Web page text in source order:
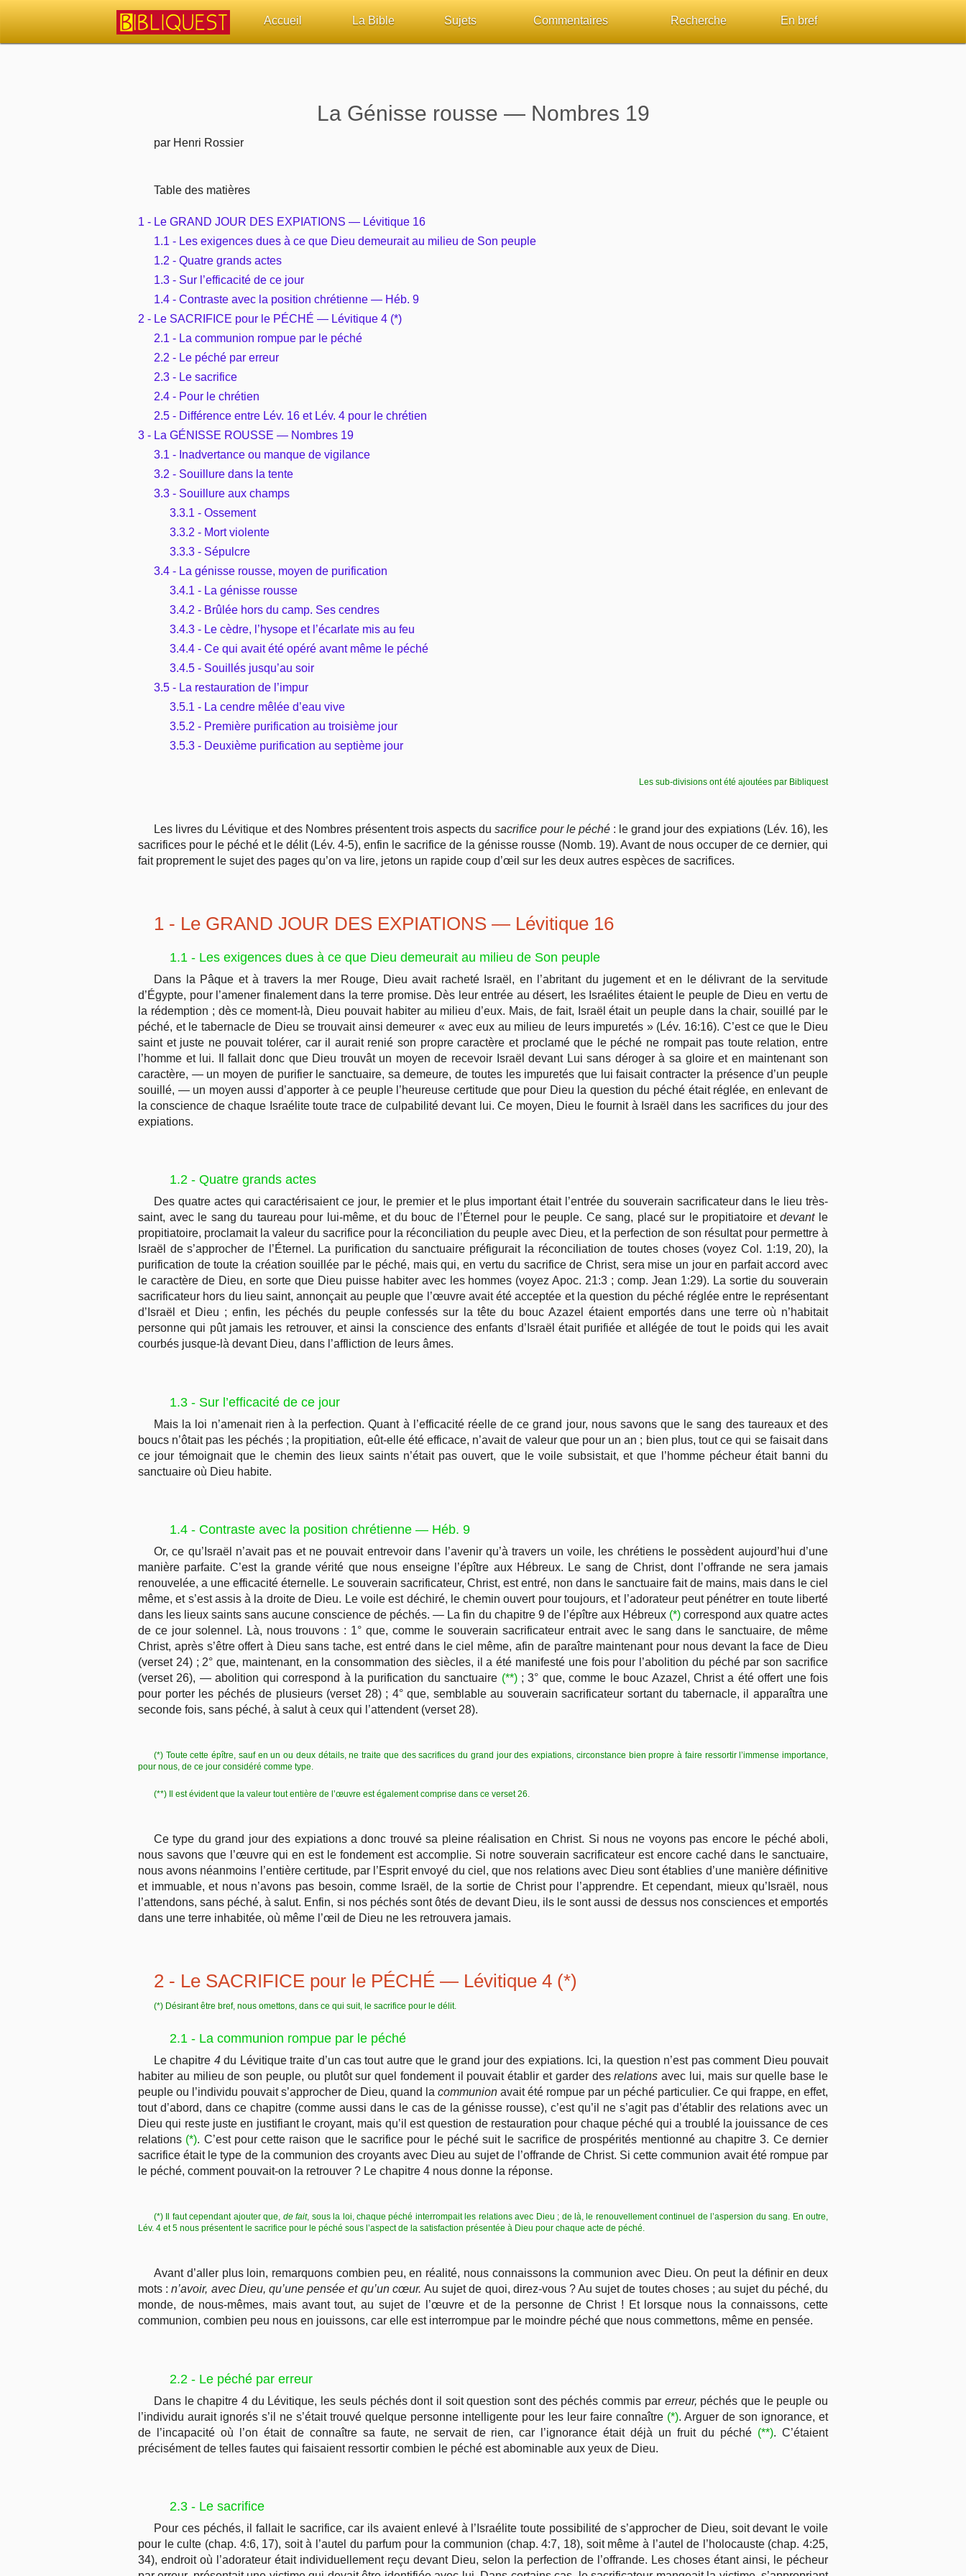
Accueil
Outils
Paramètres
La Bible
Versets Classés
Sujets
L'Église, l'Assemblée
Commentaires
Pour débuter
Recherche En bref
La Génisse rousse — Nombres 19
par Henri Rossier
Table des matières
1 - Le GRAND JOUR DES EXPIATIONS — Lévitique 16
1.1 - Les exigences dues à ce que Dieu demeurait au milieu de Son peuple
1.2 - Quatre grands actes
1.3 - Sur l’efficacité de ce jour
1.4 - Contraste avec la position chrétienne — Héb. 9
2 - Le SACRIFICE pour le PÉCHÉ — Lévitique 4 (*)
2.1 - La communion rompue par le péché
2.2 - Le péché par erreur
2.3 - Le sacrifice
2.4 - Pour le chrétien
2.5 - Différence entre Lév. 16 et Lév. 4 pour le chrétien
3 - La GÉNISSE ROUSSE — Nombres 19
3.1 - Inadvertance ou manque de vigilance
3.2 - Souillure dans la tente
3.3 - Souillure aux champs
3.3.1 - Ossement
3.3.2 - Mort violente
3.3.3 - Sépulcre
3.4 - La génisse rousse, moyen de purification
3.4.1 - La génisse rousse
3.4.2 - Brûlée hors du camp. Ses cendres
3.4.3 - Le cèdre, l’hysope et l’écarlate mis au feu
3.4.4 - Ce qui avait été opéré avant même le péché
3.4.5 - Souillés jusqu’au soir
3.5 - La restauration de l’impur
3.5.1 - La cendre mêlée d’eau vive
3.5.2 - Première purification au troisième jour
3.5.3 - Deuxième purification au septième jour
Les sub-divisions ont été ajoutées par Bibliquest
Les livres du Lévitique et des Nombres présentent trois aspects dusacrifice pour le péché: le grand jour des expiations (Lév. 16), les
sacrifices pour le péché et le délit (Lév. 4-5), enfin le sacrifice de la génisse rousse (Nomb. 19). Avant de nous occuper de ce dernier, qui
fait proprement le sujet des pages qu’on va lire, jetons un rapide coup d’œil sur les deux autres espèces de sacrifices.
1 - Le GRAND JOUR DES EXPIATIONS — Lévitique 16
1.1 - Les exigences dues à ce que Dieu demeurait au milieu de Son peuple
Dans la Pâque et à travers la mer Rouge, Dieu avait racheté Israël, en l’abritant du jugement et en le délivrant de la servitude
d’Égypte, pour l’amener finalement dans la terre promise. Dès leur entrée au désert, les Israélites étaient le peuple de Dieu en vertu de
la rédemption ; dès ce moment-là, Dieu pouvait habiter au milieu d’eux. Mais, de fait, Israël était un peuple dans la chair, souillé par le
péché, et le tabernacle de Dieu se trouvait ainsi demeurer « avec eux au milieu de leurs impuretés » (Lév. 16:16). C’est ce que le Dieu
saint et juste ne pouvait tolérer, car il aurait renié son propre caractère et proclamé que le péché ne rompait pas toute relation, entre
l’homme et lui. Il fallait donc que Dieu trouvât un moyen de recevoir Israël devant Lui sans déroger à sa gloire et en maintenant son
caractère, — un moyen de purifier le sanctuaire, sa demeure, de toutes les impuretés que lui faisait contracter la présence d’un peuple
souillé, — un moyen aussi d’apporter à ce peuple l’heureuse certitude que pour Dieu la question du péché était réglée, en enlevant de
la conscience de chaque Israélite toute trace de culpabilité devant lui. Ce moyen, Dieu le fournit à Israël dans les sacrifices du jour des
expiations.
1.2 - Quatre grands actes
Des quatre actes qui caractérisaient ce jour, le premier et le plus important était l’entrée du souverain sacrificateur dans le lieu très-
saint, avec le sang du taureau pour lui-même, et du bouc de l’Éternel pour le peuple. Ce sang, placé sur le propitiatoire etdevant le
propitiatoire, proclamait la valeur du sacrifice pour la réconciliation du peuple avec Dieu, et la perfection de son résultat pour permettre à
Israël de s’approcher de l’Éternel. La purification du sanctuaire préfigurait la réconciliation de toutes choses (voyez Col. 1:19, 20), la
purification de toute la création souillée par le péché, mais qui, en vertu du sacrifice de Christ, sera mise un jour en parfait accord avec
le caractère de Dieu, en sorte que Dieu puisse habiter avec les hommes (voyez Apoc. 21:3 ; comp. Jean 1:29). La sortie du souverain
sacrificateur hors du lieu saint, annonçait au peuple que l’œuvre avait été acceptée et la question du péché réglée entre le représentant
d’Israël et Dieu ; enfin, les péchés du peuple confessés sur la tête du bouc Azazel étaient emportés dans une terre où n’habitait
personne qui pût jamais les retrouver, et ainsi la conscience des enfants d’Israël était purifiée et allégée de tout le poids qui les avait
courbés jusque-là devant Dieu, dans l’affliction de leurs âmes.
1.3 - Sur l’efficacité de ce jour
Mais la loi n’amenait rien à la perfection. Quant à l’efficacité réelle de ce grand jour, nous savons que le sang des taureaux et des
boucs n’ôtait pas les péchés ; la propitiation, eût-elle été efficace, n’avait de valeur que pour un an ; bien plus, tout ce qui se faisait dans
ce jour témoignait que le chemin des lieux saints n’était pas ouvert, que le voile subsistait, et que l’homme pécheur était banni du
sanctuaire où Dieu habite.
1.4 - Contraste avec la position chrétienne — Héb. 9
Or, ce qu’Israël n’avait pas et ne pouvait entrevoir dans l’avenir qu’à travers un voile, les chrétiens le possèdent aujourd’hui d’une
manière parfaite. C’est la grande vérité que nous enseigne l’épître aux Hébreux. Le sang de Christ, dont l’offrande ne sera jamais
renouvelée, a une efficacité éternelle. Le souverain sacrificateur, Christ, est entré, non dans le sanctuaire fait de mains, mais dans le ciel
même, et s’est assis à la droite de Dieu. Le voile est déchiré, le chemin ouvert pour toujours, et l’adorateur peut pénétrer en toute liberté
dans les lieux saints sans aucune conscience de péchés. — La fin du chapitre 9 de l’épître aux Hébreux (*)correspond aux quatre actes
de ce jour solennel. Là, nous trouvons : 1° que, comme le souverain sacrificateur entrait avec le sang dans le sanctuaire, de même
Christ, après s’être offert à Dieu sans tache, est entré dans le ciel même, afin de paraître maintenant pour nous devant la face de Dieu
(verset 24) ; 2° que, maintenant, en la consommation des siècles, il a été manifesté une fois pour l’abolition du péché par son sacrifice
(verset 26), — abolition qui correspond à la purification du sanctuaire (**); 3° que, comme le bouc Azazel, Christ a été offert une fois
pour porter les péchés de plusieurs (verset 28) ; 4° que, semblable au souverain sacrificateur sortant du tabernacle, il apparaîtra une
seconde fois, sans péché, à salut à ceux qui l’attendent (verset 28).
(*) Toute cette épître, sauf en un ou deux détails, ne traite que des sacrifices du grand jour des expiations, circonstance bien propre à faire ressortir l’immense importance,
pour nous, de ce jour considéré comme type.
(**) Il est évident que la valeur tout entière de l’œuvre est également comprise dans ce verset 26.
Ce type du grand jour des expiations a donc trouvé sa pleine réalisation en Christ. Si nous ne voyons pas encore le péché aboli,
nous savons que l’œuvre qui en est le fondement est accomplie. Si notre souverain sacrificateur est encore caché dans le sanctuaire,
nous avons néanmoins l’entière certitude, par l’Esprit envoyé du ciel, que nos relations avec Dieu sont établies d’une manière définitive
et immuable, et nous n’avons pas besoin, comme Israël, de la sortie de Christ pour l’apprendre. Et cependant, mieux qu’Israël, nous
l’attendons, sans péché, à salut. Enfin, si nos péchés sont ôtés de devant Dieu, ils le sont aussi de dessus nos consciences et emportés
dans une terre inhabitée, où même l’œil de Dieu ne les retrouvera jamais.
2 - Le SACRIFICE pour le PÉCHÉ — Lévitique 4 (*)
(*) Désirant être bref, nous omettons, dans ce qui suit, le sacrifice pour le délit.
2.1 - La communion rompue par le péché
Le chapitre 4du Lévitique traite d’un cas tout autre que le grand jour des expiations. Ici, la question n’est pas comment Dieu pouvait
habiter au milieu de son peuple, ou plutôt sur quel fondement il pouvait établir et garder desrelationsavec lui, mais sur quelle base le
peuple ou l’individu pouvait s’approcher de Dieu, quand la communion avait été rompue par un péché particulier. Ce qui frappe, en effet,
tout d’abord, dans ce chapitre (comme aussi dans le cas de la génisse rousse), c’est qu’il ne s’agit pas d’établir des relations avec un
Dieu qui reste juste en justifiant le croyant, mais qu’il est question de restauration pour chaque péché qui a troublé la jouissance de ces
relations (*). C’est pour cette raison que le sacrifice pour le péché suit le sacrifice de prospérités mentionné au chapitre 3. Ce dernier
sacrifice était le type de la communion des croyants avec Dieu au sujet de l’offrande de Christ. Si cette communion avait été rompue par
le péché, comment pouvait-on la retrouver ? Le chapitre 4 nous donne la réponse.
(*) Il faut cependant ajouter que, de fait, sous la loi, chaque péché interrompait les relations avec Dieu ; de là, le renouvellement continuel de l’aspersion du sang. En outre,
Lév. 4 et 5 nous présentent le sacrifice pour le péché sous l’aspect de la satisfaction présentée à Dieu pour chaque acte de péché.
Avant d’aller plus loin, remarquons combien peu, en réalité, nous connaissons la communion avec Dieu. On peut la définir en deux
mots :n’avoir, avec Dieu, qu’une pensée et qu’un cœur. Au sujet de quoi, direz-vous ? Au sujet de toutes choses ; au sujet du péché, du
monde, de nous-mêmes, mais avant tout, au sujet de l’œuvre et de la personne de Christ ! Et lorsque nous la connaissons, cette
communion, combien peu nous en jouissons, car elle est interrompue par le moindre péché que nous commettons, même en pensée.
2.2 - Le péché par erreur
Dans le chapitre 4 du Lévitique, les seuls péchés dont il soit question sont des péchés commis par erreur, péchés que le peuple ou
l’individu aurait ignorés s’il ne s’était trouvé quelque personne intelligente pour les leur faire connaître (*). Arguer de son ignorance, et
de l’incapacité où l’on était de connaître sa faute, ne servait de rien, car l’ignorance était déjà un fruit du péché (**). C’étaient
précisément de telles fautes qui faisaient ressortir combien le péché est abominable aux yeux de Dieu.
2.3 - Le sacrifice
Pour ces péchés, il fallait le sacrifice, car ils avaient enlevé à l’Israélite toute possibilité de s’approcher de Dieu, soit devant le voile
pour le culte (chap. 4:6, 17), soit à l’autel du parfum pour la communion (chap. 4:7, 18), soit même à l’autel de l’holocauste (chap. 4:25,
34), endroit où l’adorateur était individuellement reçu devant Dieu, selon la perfection de l’offrande. Les choses étant ainsi, le pécheur